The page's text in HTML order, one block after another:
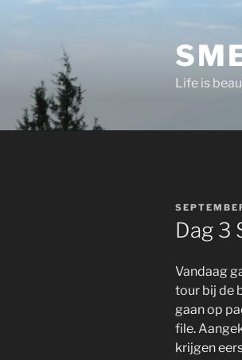
Life is
POSTED
ON
Dag 3
Vandaag
tour bij de
gaan op
file.
krijgen